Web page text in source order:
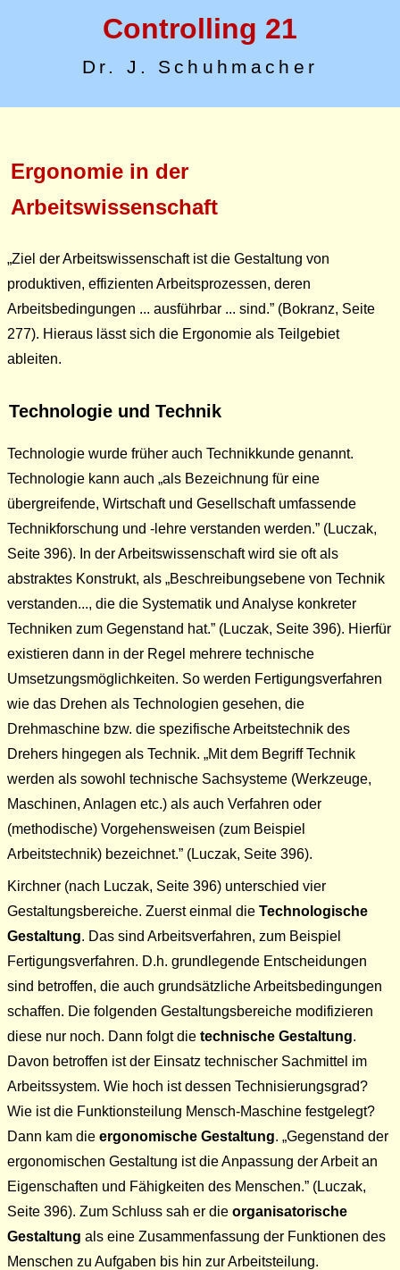
Controlling 21
Dr. J. Schuhmacher
Ergonomie in der
Arbeitswissenschaft
Ziel der Arbeitswissenschaft ist die Gestaltung von
produktiven, effizienten Arbeitsprozessen, deren
Arbeitsbedingungen ... ausführbar ... sind.
(Bokranz, Seite
277). Hieraus lässt sich die Ergonomie als Teilgebiet
ableiten.
Technologie und Technik
Technologie wurde früher auch Technikkunde genannt.
Technologie kann auch als Bezeichnung für eine
übergreifende, Wirtschaft und Gesellschaft umfassende
Technikforschung und -lehre verstanden werden.
(Luczak,
Seite 396). In der Arbeitswissenschaft wird sie oft als
abstraktes Konstrukt, als
Beschreibungsebene von Technik
verstanden..., die die Systematik und Analyse konkreter
Techniken zum Gegenstand hat.
(Luczak, Seite 396). Hierfür
existieren dann in der Regel mehrere technische
Umsetzungsmöglichkeiten. So werden Fertigungsverfahren
wie das Drehen als Technologien gesehen, die
Drehmaschine bzw. die spezifische Arbeitstechnik des
Drehers hingegen als Technik.
Mit dem Begriff Technik
werden als sowohl technische Sachsysteme (Werkzeuge,
Maschinen, Anlagen etc.) als auch Verfahren oder
(methodische) Vorgehensweisen (zum Beispiel
Arbeitstechnik) bezeichnet.
(Luczak, Seite 396).
Kirchner (nach Luczak, Seite 396) unterschied vier
Gestaltungsbereiche. Zuerst einmal die Technologische
Gestaltung. Das sind Arbeitsverfahren, zum Beispiel
Fertigungsverfahren. D.h. grundlegende Entscheidungen
sind betroffen, die auch grundsätzliche Arbeitsbedingungen
schaffen. Die folgenden Gestaltungsbereiche modifizieren
diese nur noch. Dann folgt die technische Gestaltung.
Davon betroffen ist der Einsatz technischer Sachmittel im
Arbeitssystem. Wie hoch ist dessen Technisierungsgrad?
Wie ist die Funktionsteilung Mensch-Maschine festgelegt?
Dann kam die ergonomische Gestaltung. Gegenstand der
ergonomischen Gestaltung ist die Anpassung der Arbeit an
Eigenschaften und Fähigkeiten des Menschen.
(Luczak,
Seite 396). Zum Schluss sah er die organisatorische
Gestaltung als eine Zusammenfassung der Funktionen des
Menschen zu Aufgaben bis hin zur Arbeitsteilung.